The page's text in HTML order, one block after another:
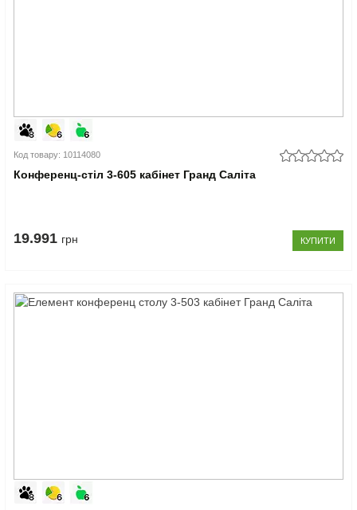
Код товару: 10114080
Конференц-стіл 3-605 кабінет Гранд Саліта
19.991 грн КУПИТИ